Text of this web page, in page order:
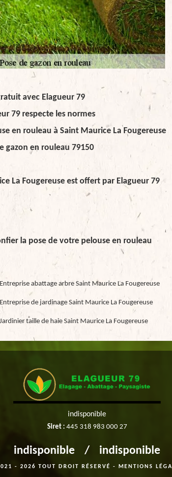
avec Elagueur 79
79 respecte les normes
en rouleau à Saint Maurice La Fougereuse
gazon en rouleau 79150
La Fougereuse est offert par Elagueur 79
la pose de votre pelouse en rouleau
Entreprise abattage arbre Saint Maurice La Fougereuse
Entreprise de jardinage Saint Maurice La Fougereuse
Jardinier taille de haie Saint Maurice La Fougereuse
indisponible
Siret : 445 318 983 000 27
indisponible / indisponible
- 2026 TOUT DROIT RÉSERVÉ - MENTIONS